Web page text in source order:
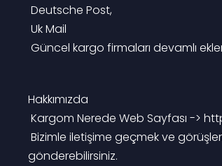
Deutsche Post,
Uk Mail
Güncel kargo firmaları devamlı
Hakkımızda
Kargom Nerede Web Sayfası ->
Bizimle iletişime geçmek ve
gönderebilirsiniz.